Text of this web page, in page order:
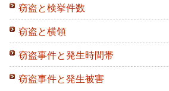
窃盗と検挙件数
窃盗と横領
窃盗事件と発生時間帯
窃盗事件と発生被害